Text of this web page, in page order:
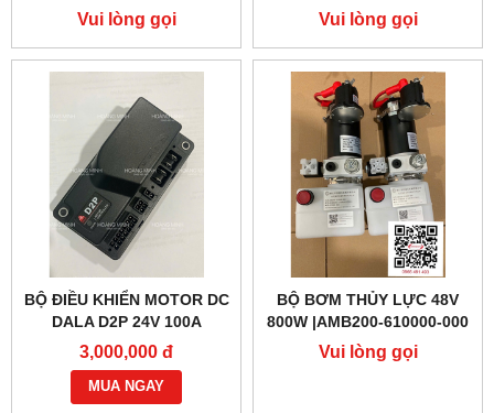
(PTE20Q)
Vui lòng gọi
NÂNG ĐIỆN PTE15QA
Vui lòng gọi
BỘ ĐIỀU KHIỂN MOTOR DC
DALA D2P 24V 100A
3,000,000 đ
MUA NGAY
BỘ BƠM THỦY LỰC 48V
800W |AMB200-610000-000
Vui lòng gọi